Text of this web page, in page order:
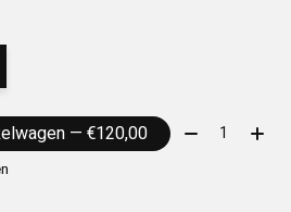
Toevoegen aan winkelwagen — €120,00 Aantal: